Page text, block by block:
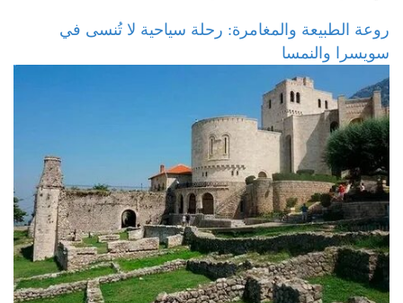
روعة الطبيعة والمغامرة: رحلة سياحية لا تُنسى في
سويسرا والنمسا